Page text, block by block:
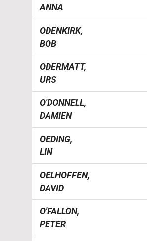
ANNA
ODENKIRK,
BOB
ODERMATT,
URS
O'DONNELL,
DAMIEN
OEDING,
LIN
OELHOFFEN,
DAVID
O'FALLON,
PETER